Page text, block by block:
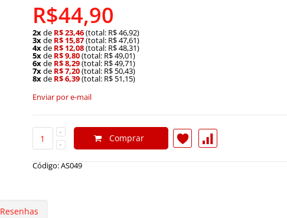
R$44,90
2xde R$ 23,46(total: R$ 46,92)
3xde R$ 15,87(total: R$ 47,61)
4xde R$ 12,08(total: R$ 48,31)
5xde R$ 9,80(total: R$ 49,01)
6xde R$ 8,29(total: R$ 49,71)
7xde R$ 7,20(total: R$ 50,43)
8xde R$ 6,39(total: R$ 51,15)
Enviar por e-mail
Comprar
Código: AS049
Resenhas